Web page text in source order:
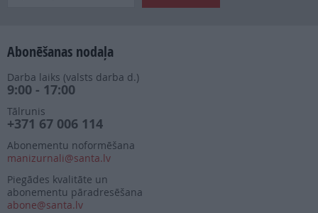
Abonēšanas nodaļa
Darba laiks (valsts darba d.)
9:00 - 17:00
Tālrunis
+371 67 006 114
Abonementu noformēšana
manizurnali@santa.lv
Piegādes kvalitāte un
abonementu pāradresēšana
abone@santa.lv